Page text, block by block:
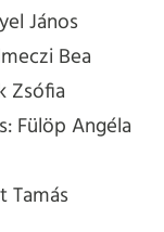
János
Bea
Zsófia
Fülöp Angéla
Tamás